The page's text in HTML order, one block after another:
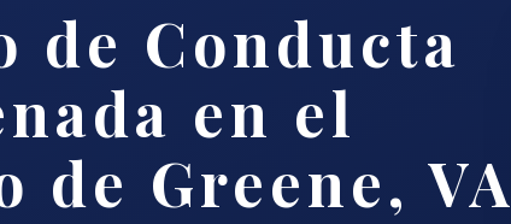
de Conducta
en el
de Greene, VA